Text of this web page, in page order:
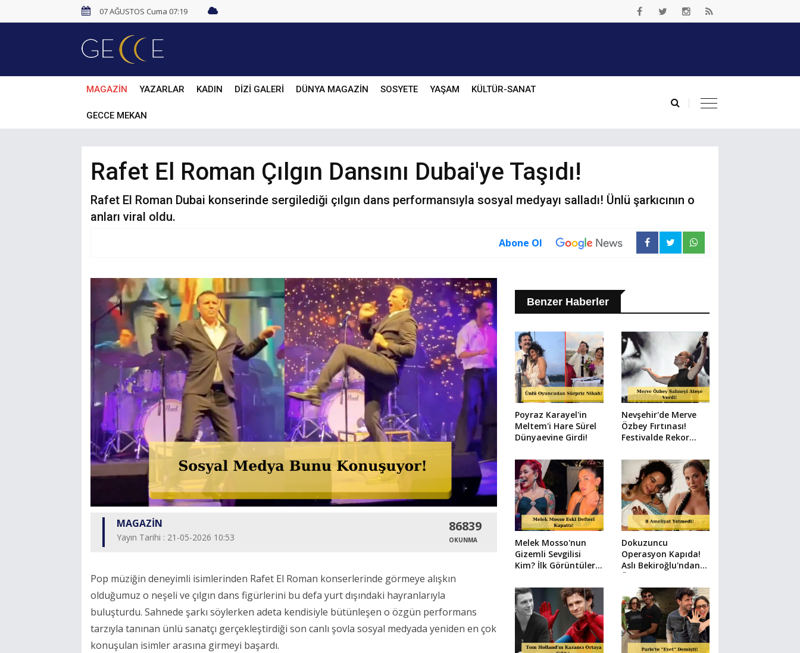
07 AĞUSTOS Cuma 07:19
MAGAZİN YAZARLAR KADIN DİZİ GALERİ DÜNYA MAGAZİN SOSYETE YAŞAM KÜLTÜR-SANAT
GECCE MEKAN
Rafet El Roman Çılgın Dansını Dubai'ye Taşıdı!
Rafet El Roman Dubai konserinde sergilediği çılgın dans performansıyla sosyal medyayı salladı! Ünlü şarkıcının o
anları viral oldu.
Abone Ol
MAGAZİN
Yayın Tarihi : 21-05-2026 10:53
86839
OKUNMA
Pop müziğin deneyimli isimlerinden Rafet El Roman konserlerinde görmeye alışkın
olduğumuz o neşeli ve çılgın dans figürlerini bu defa yurt dışındaki hayranlarıyla
buluşturdu. Sahnede şarkı söylerken adeta kendisiyle bütünleşen o özgün performans
tarzıyla tanınan ünlü sanatçı gerçekleştirdiği son canlı şovla sosyal medyada yeniden en çok
konuşulan isimler arasına girmeyi başardı.
Benzer Haberler
Poyraz Karayel'in
Meltem'i Hare Sürel
Dünyaevine Girdi!
Nevşehir'de Merve
Özbey Fırtınası!
Festivalde Rekor
Melek Mosso'nun
Gizemli Sevgilisi
Kim? İlk Görüntüler
Dokuzuncu
Operasyon Kapıda!
Aslı Bekiroğlu'ndan
Üzen Paylaşım